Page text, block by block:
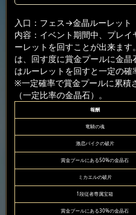
入口：フェス→金晶ルーレット
内容：イベント期間中、プレ
ーレットを回すことが出来ま
は、回す度に賞金プールに金
はルーレットを回すと一定の
※一定確率で賞金プールに累積
（一定比率の金晶石）。
報酬
竜騎の魂
激恋バイクの破片
賞金プールにある50%の金晶石
ミカエルの破片
1段従者専属宝箱
賞金プールにある30%の金晶石